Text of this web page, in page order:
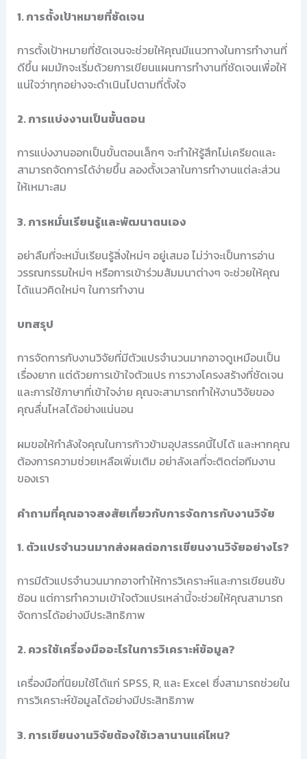
1. การตั้งเป้าหมายที่ชัดเจน
การตั้งเป้าหมายที่ชัดเจนจะช่วยให้คุณมีแนวทางในการทำงานที่
ดีขึ้น ผมมักจะเริ่มด้วยการเขียนแผนการทำงานที่ชัดเจนเพื่อให้
แน่ใจว่าทุกอย่างจะดำเนินไปตามที่ตั้งใจ
2. การแบ่งงานเป็นขั้นตอน
การแบ่งงานออกเป็นขั้นตอนเล็กๆ จะทำให้รู้สึกไม่เครียดและ
สามารถจัดการได้ง่ายขึ้น ลองตั้งเวลาในการทำงานแต่ละส่วน
ให้เหมาะสม
3. การหมั่นเรียนรู้และพัฒนาตนเอง
อย่าลืมที่จะหมั่นเรียนรู้สิ่งใหม่ๆ อยู่เสมอ ไม่ว่าจะเป็นการอ่าน
วรรณกรรมใหม่ๆ หรือการเข้าร่วมสัมมนาต่างๆ จะช่วยให้คุณ
ได้แนวคิดใหม่ๆ ในการทำงาน
บทสรุป
การจัดการกับงานวิจัยที่มีตัวแปรจำนวนมากอาจดูเหมือนเป็น
เรื่องยาก แต่ด้วยการเข้าใจตัวแปร การวางโครงสร้างที่ชัดเจน
และการใช้ภาษาที่เข้าใจง่าย คุณจะสามารถทำให้งานวิจัยของ
คุณลื่นไหลได้อย่างแน่นอน
ผมขอให้กำลังใจคุณในการก้าวข้ามอุปสรรคนี้ไปได้ และหากคุณ
ต้องการความช่วยเหลือเพิ่มเติม อย่าลังเลที่จะติดต่อทีมงาน
ของเรา
คำถามที่คุณอาจสงสัยเกี่ยวกับการจัดการกับงานวิจัย
1. ตัวแปรจำนวนมากส่งผลต่อการเขียนงานวิจัยอย่างไร?
การมีตัวแปรจำนวนมากอาจทำให้การวิเคราะห์และการเขียนซับ
ซ้อน แต่การทำความเข้าใจตัวแปรเหล่านี้จะช่วยให้คุณสามารถ
จัดการได้อย่างมีประสิทธิภาพ
2. ควรใช้เครื่องมืออะไรในการวิเคราะห์ข้อมูล?
เครื่องมือที่นิยมใช้ได้แก่ SPSS, R, และ Excel ซึ่งสามารถช่วยใน
การวิเคราะห์ข้อมูลได้อย่างมีประสิทธิภาพ
3. การเขียนงานวิจัยต้องใช้เวลานานแค่ไหน?